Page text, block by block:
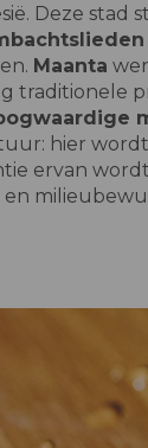
Deze stad
Maanta
traditionele
hier
ervan